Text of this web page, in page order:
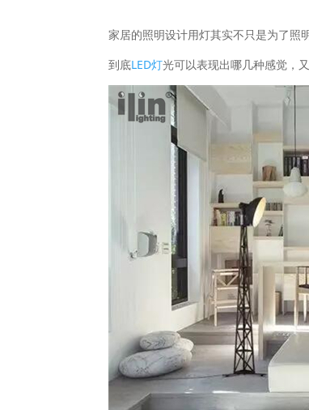
家居的照明设计用灯其实不只是为了照
到底LED灯光可以表现出哪几种感觉，